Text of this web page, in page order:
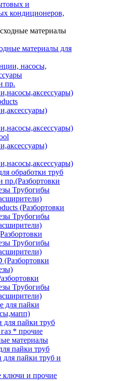
и
кондиционеров,
материалы для
насосы,
пр.
обработки труб
пр.(Разбортовки
Трубогибы
(Разбортовки
Трубогибы
Трубогибы
Трубогибы
для пайки
для пайки труб
* прочие
материалы
пайки труб
пайки труб и
ключи и прочие